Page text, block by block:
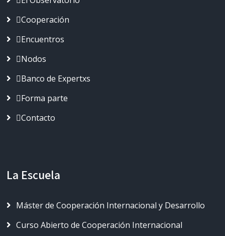
Cooperación
Encuentros
Nodos
Banco de Expertxs
Forma parte
Contacto
La Escuela
Máster de Cooperación Internacional y Desarrollo
Curso Abierto de Cooperación Internacional